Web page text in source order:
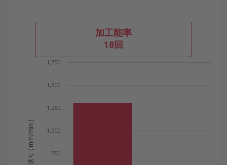
加工能率
18回
750
1,000
1,250
1,500
1,750
送り ( mm/min )